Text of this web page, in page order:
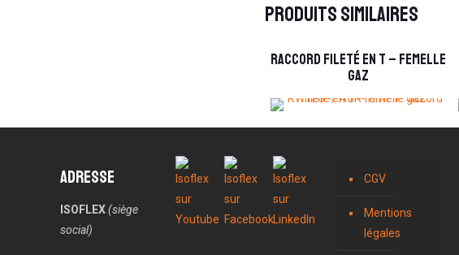
Produits similaires
Raccord fileté en T – femelle
gaz
Adresse
ISOFLEX(siège
social)
CGV
Mentions
légales